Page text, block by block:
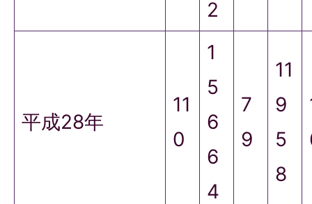
2
平成28年
11
0
1
5
6
6
4
7
9
11
9
5
8